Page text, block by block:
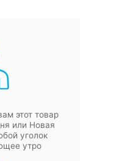
этот товар
или Новая
уголок
утро